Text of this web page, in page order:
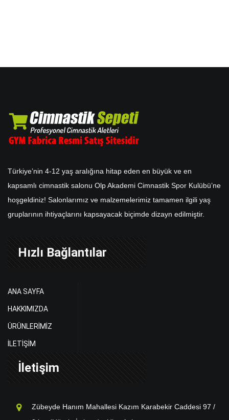
Türkiye’nin 4-12 yaş aralığına hitap eden en büyük ve en
kapsamlı cimnastik salonu Olp Akademi Cimnastik Spor Kulübü’ne
hoşgeldiniz! Salonlarımız ve malzemelerimiz tamamen ilgili yaş
gruplarının ihtiyaçlarını kapsayacak biçimde dizayn edilmiştir.
Hızlı Bağlantılar
ANA SAYFA
HAKKIMIZDA
ÜRÜNLERİMİZ
İLETİŞİM
İletişim
Zübeyde Hanım Mahallesi Kazım Karabekir Caddesi 97 /